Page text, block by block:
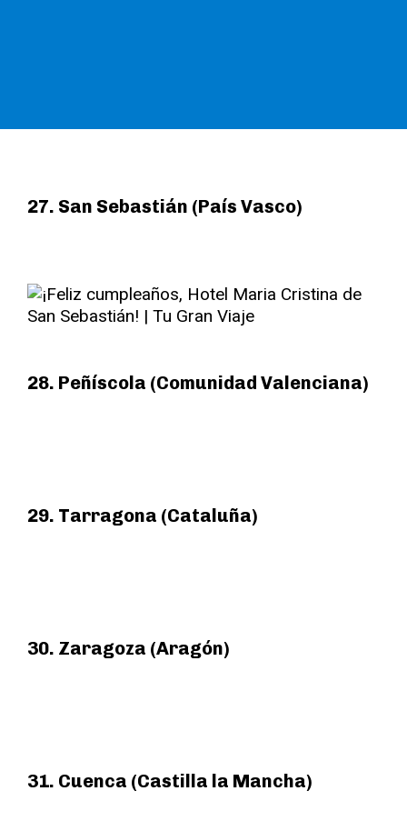
27. San Sebastián (País Vasco)
28. Peñíscola (Comunidad Valenciana)
29. Tarragona (Cataluña)
30. Zaragoza (Aragón)
31. Cuenca (Castilla la Mancha)